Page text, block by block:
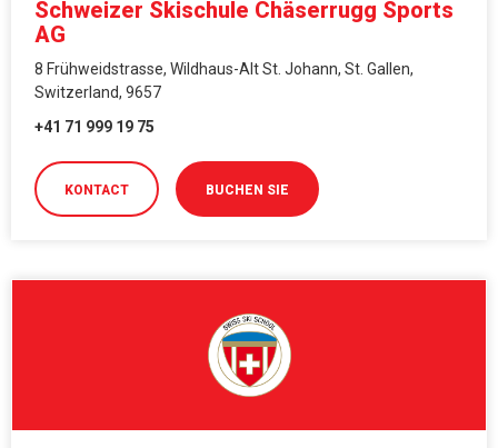
Schweizer Skischule Chäserrugg Sports
AG
8 Frühweidstrasse, Wildhaus-Alt St. Johann, St. Gallen,
Switzerland, 9657
+41 71 999 19 75
KONTACT BUCHEN SIE